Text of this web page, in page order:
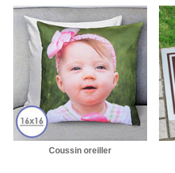
Coussin oreiller